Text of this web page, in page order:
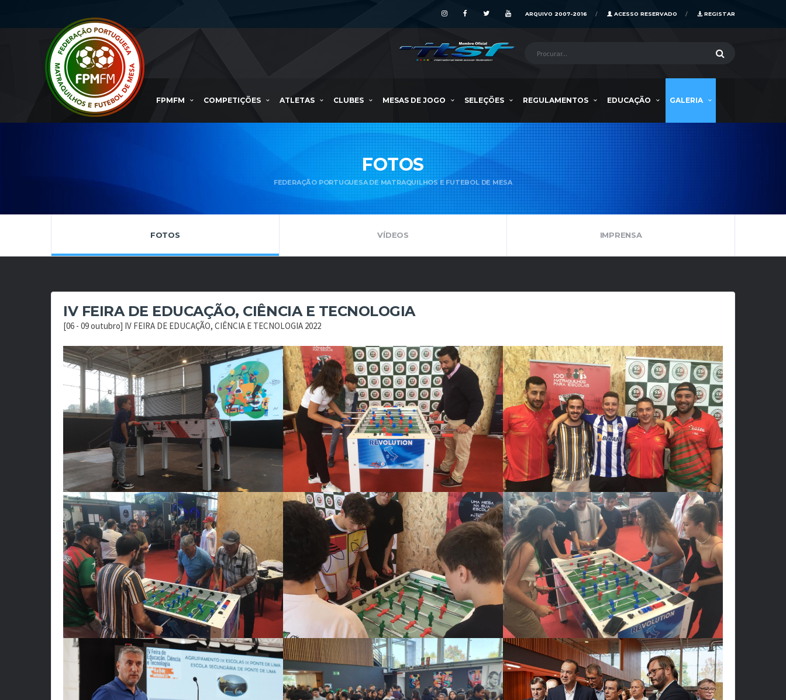
REGISTAR
ACESSO RESERVADO
ARQUIVO 2007-2016
FPMFM COMPETIÇÕES ATLETAS CLUBES MESAS DE JOGO SELEÇÕES REGULAMENTOS EDUCAÇÃO GALERIA
FOTOS
FEDERAÇÃO PORTUGUESA DE MATRAQUILHOS E FUTEBOL DE MESA
FOTOS VÍDEOS IMPRENSA
IV FEIRA DE EDUCAÇÃO, CIÊNCIA E TECNOLOGIA
[06 - 09 outubro] IV FEIRA DE EDUCAÇÃO, CIÊNCIA E TECNOLOGIA 2022